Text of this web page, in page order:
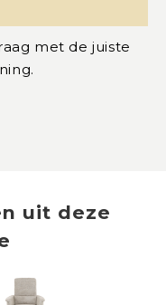
met de juiste
uit deze